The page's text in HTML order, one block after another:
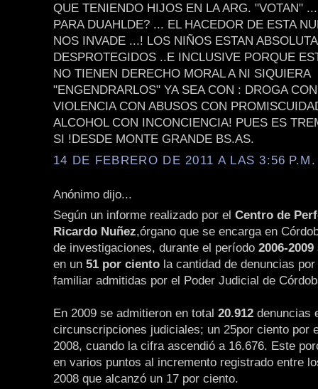
QUE TENIENDO HIJOS EN LA ARG. "VOTAN"
PARA DUAHLDE? ... EL HACEDOR DE ESTA
NOS INVADE ...! LOS NIÑOS ESTAN
DESPROTEGIDOS ..E INCLUSIVE PORQUE
NO TIENEN DERECHO MORAL A NI SIQUIERA
"ENGENDRARLOS" YA SEA CON : DROGA
VIOLENCIA CON ABUSOS CON
ALCOHOL CON INCONCIENCIA! PUES ES
SI !DESDE MONTE GRANDE BS.AS.
14 DE FEBRERO DE 2011 A LAS 3:56 P.M.
Anónimo dijo...
Según un informe realizado por el Centro de
Ricardo Nuñez,órgano que se encarga en
de investigaciones, durante el período 2006-2009
en un 51 por ciento la cantidad de denuncias
familiar admitidas por el Poder Judicial de
En 2009 se admitieron en total 20.912 denuncias
circunscripciones judiciales; un 25por ciento por
2008, cuando la cifra ascendió a 16.676. Este
en varios puntos al incremento registrado entre
2008 que alcanzó un 17 por ciento.